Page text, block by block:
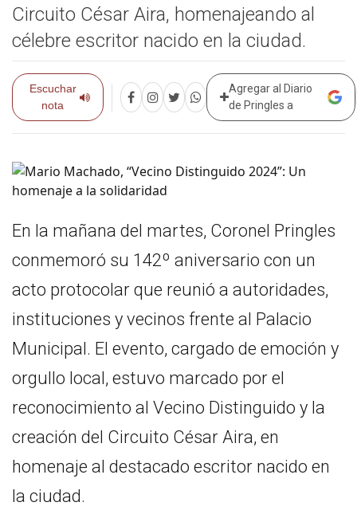
Circuito César Aira, homenajeando al
célebre escritor nacido en la ciudad.
Escuchar
nota
Agregar al Diario
de Pringles a
En la mañana del martes, Coronel Pringles
conmemoró su 142º aniversario con un
acto protocolar que reunió a autoridades,
instituciones y vecinos frente al Palacio
Municipal. El evento, cargado de emoción y
orgullo local, estuvo marcado por el
reconocimiento al Vecino Distinguido y la
creación del Circuito César Aira, en
homenaje al destacado escritor nacido en
la ciudad.